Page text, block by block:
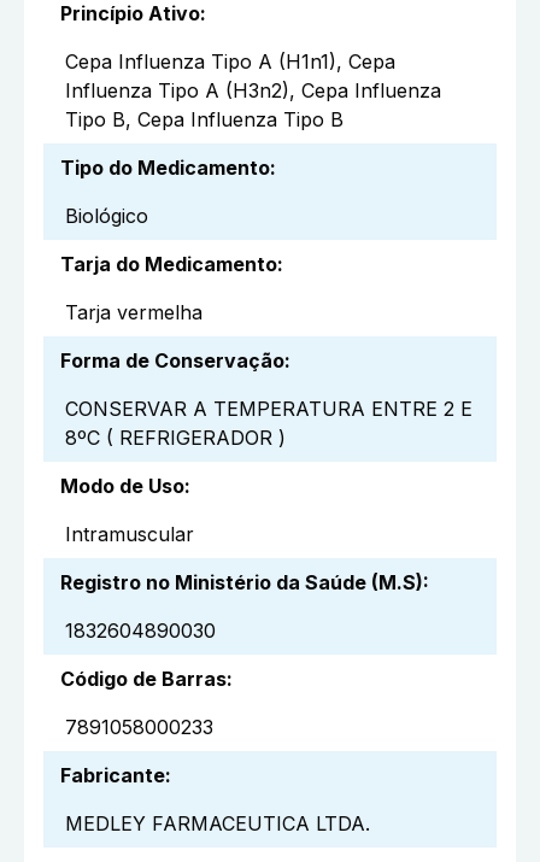
Princípio Ativo:
Cepa Influenza Tipo A (H1n1), Cepa
Influenza Tipo A (H3n2), Cepa Influenza
Tipo B, Cepa Influenza Tipo B
Tipo do Medicamento:
Biológico
Tarja do Medicamento:
Tarja vermelha
Forma de Conservação:
CONSERVAR A TEMPERATURA ENTRE 2 E
8ºC ( REFRIGERADOR )
Modo de Uso:
Intramuscular
Registro no Ministério da Saúde (M.S):
1832604890030
Código de Barras:
7891058000233
Fabricante:
MEDLEY FARMACEUTICA LTDA.